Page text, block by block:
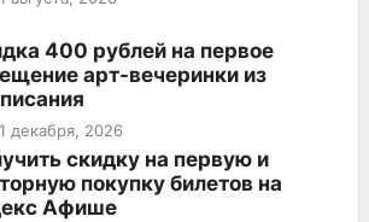
400 рублей на первое
арт-вечеринки из
декабря, 2026
скидку на первую и
покупку билетов на
Афише